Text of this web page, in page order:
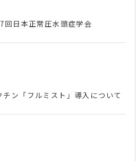
日本正常圧水頭症学会
ン「フルミスト」導入について